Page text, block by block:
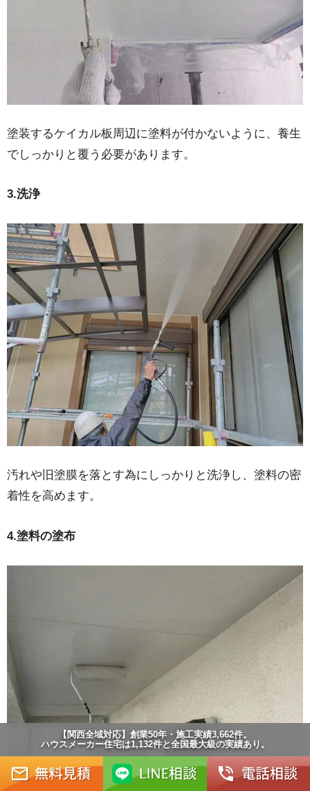
塗装するケイカル板周辺に塗料が付かないように、養生
でしっかりと覆う必要があります。
3.洗浄
汚れや旧塗膜を落とす為にしっかりと洗浄し、塗料の密
着性を高めます。
4.塗料の塗布
【関西全域対応】創業50年・施工実績3,662件。
ハウスメーカー住宅は1,132件と全国最大級の実績あり。